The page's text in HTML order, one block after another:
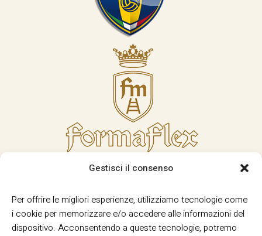
Gestisci il consenso
Per offrire le migliori esperienze, utilizziamo tecnologie come
i cookie per memorizzare e/o accedere alle informazioni del
dispositivo. Acconsentendo a queste tecnologie, potremo